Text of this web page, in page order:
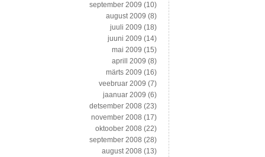
september 2009 (10)
august 2009 (8)
juuli 2009 (18)
juuni 2009 (14)
mai 2009 (15)
aprill 2009 (8)
märts 2009 (16)
veebruar 2009 (7)
jaanuar 2009 (6)
detsember 2008 (23)
november 2008 (17)
oktoober 2008 (22)
september 2008 (28)
august 2008 (13)